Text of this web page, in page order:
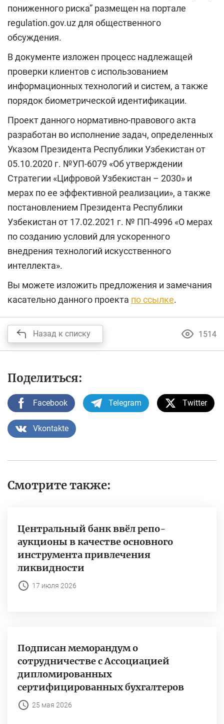
пониженного риска” размещен на портале
regulation.gov.uz для общественного
обсуждения.
В документе изложен процесс надлежащей
проверки клиентов с использованием
информационных технологий и систем, а также
порядок биометрической идентификации.
Проект данного нормативно-правового акта
разработан во исполнение задач, определенных
Указом Президента Республики Узбекистан от
05.10.2020 г. №УП-6079 «Об утверждении
Стратегии «Цифровой Узбекистан – 2030» и
мерах по ее эффективной реализации», а также
постановлением Президента Республики
Узбекистан от 17.02.2021 г. № ПП-4996 «О мерах
по созданию условий для ускоренного
внедрения технологий искусственного
интеллекта».
Вы можете изложить предложения и замечания
касательно данного проекта по ссылке.
Назад к списку 1514
Поделиться:
Facebook Telegram Twitter
Vkontakte
Смотрите также:
Центральный банк ввёл репо-
аукционы в качестве основного
инструмента привлечения
ликвидности
17 июля 2026
Подписан меморандум о
сотрудничестве с Ассоциацией
дипломированных
сертифицированных бухгалтеров
25 мая 2026